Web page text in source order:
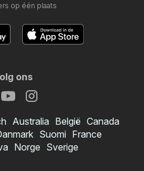
op één plaats
ons
Australia België Canada
Suomi France
Norge Sverige